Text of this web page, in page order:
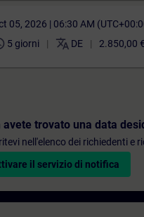
05, 2026 | 06:30 AM
5 giorni translate DE 2.850,00 €
avete trovato una data
nell'elenco dei richiedenti e
il servizio di notifica